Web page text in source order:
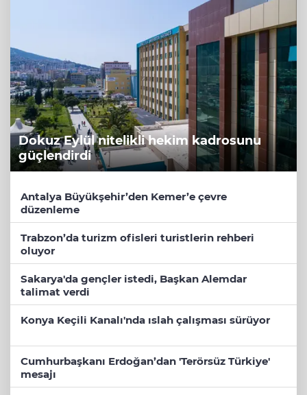
Dokuz Eylül nitelikli hekim kadrosunu
güçlendirdi
Antalya Büyükşehir’den Kemer’e çevre
düzenleme
Trabzon’da turizm ofisleri turistlerin rehberi
oluyor
Sakarya'da gençler istedi, Başkan Alemdar
talimat verdi
Konya Keçili Kanalı'nda ıslah çalışması sürüyor
Cumhurbaşkanı Erdoğan’dan 'Terörsüz Türkiye'
mesajı